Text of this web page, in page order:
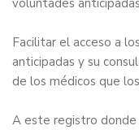
voluntades
Facilitar el acceso a
anticipadas y su
de los médicos que
A este registro donde